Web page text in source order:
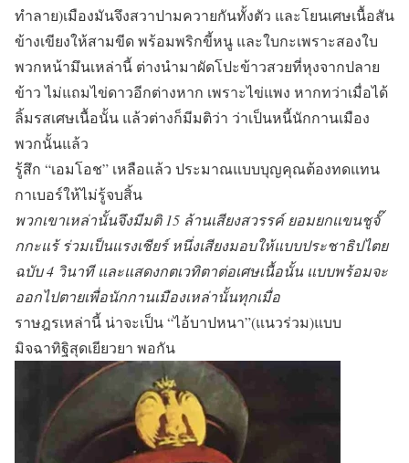
ทำลาย)เมืองมันจึงสวาปามควายกันทั้งตัว และโยนเศษเนื้อสัน
ข้างเขียงให้สามขีด พร้อมพริกขี้หนู และใบกะเพราะสองใบ
พวกหน้ามึนเหล่านี้ ต่างนำมาผัดโปะข้าวสวยที่หุงจากปลาย
ข้าว ไม่แถมไข่ดาวอีกต่างหาก เพราะไข่แพง หากทว่าเมื่อได้
ลิ้มรสเศษเนื้อนั้น แล้วต่างก็มีมติว่า ว่าเป็นหนี้นักกานเมือง
พวกนั้นแล้ว
รู้สึก “เอมโอช” เหลือแล้ว ประมาณแบบบุญคุณต้องทดแทน
กาเบอร์ให้ไม่รู้จบสิ้น
พวกเขาเหล่านั้นจึงมีมติ 15 ล้านเสียงสวรรค์ ยอมยกแขนชูจั๊
กกะแร้ ร่วมเป็นแรงเชียร์ หนึ่งเสียงมอบให้แบบประชาธิปไตย
ฉบับ 4 วินาที และแสดงกตเวทิตาต่อเศษเนื้อนั้น แบบพร้อมจะ
ออกไปตายเพื่อนักกานเมืองเหล่านั้นทุกเมื่อ
ราษฎรเหล่านี้ น่าจะเป็น “ไอ้บาปหนา”(แนวร่วม)แบบ
มิจฉาทิฐิสุดเยียวยา พอกัน